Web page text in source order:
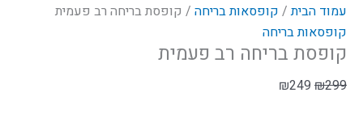
עמוד הבית/ קופסאות בריחה / קופסת בריחה רב פעמית
קופסאות בריחה
קופסת בריחה רב פעמית
₪299
₪249